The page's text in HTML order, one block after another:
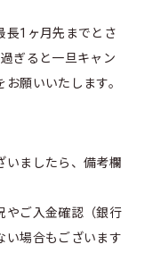
長1ヶ月先までとさ
ぎると一旦キャン
願いいたします。
いましたら、備考欄
やご入金確認（銀行
い場合もございます